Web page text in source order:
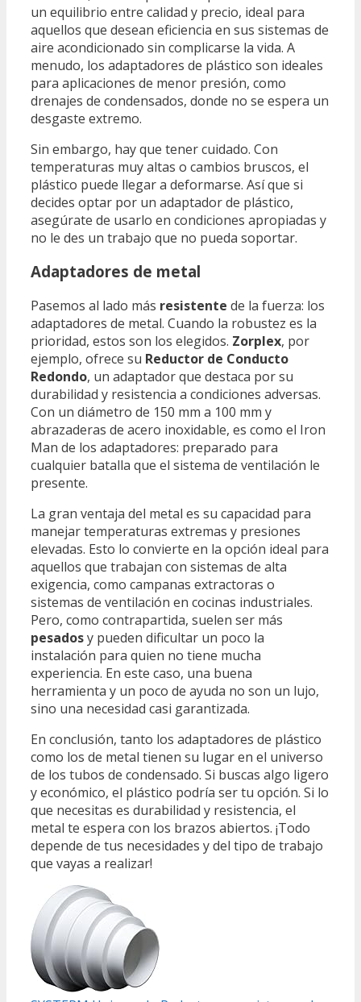
un equilibrio entre calidad y precio, ideal para
aquellos que desean eficiencia en sus sistemas de
aire acondicionado sin complicarse la vida. A
menudo, los adaptadores de plástico son ideales
para aplicaciones de menor presión, como
drenajes de condensados, donde no se espera un
desgaste extremo.
Sin embargo, hay que tener cuidado. Con
temperaturas muy altas o cambios bruscos, el
plástico puede llegar a deformarse. Así que si
decides optar por un adaptador de plástico,
asegúrate de usarlo en condiciones apropiadas y
no le des un trabajo que no pueda soportar.
Adaptadores de metal
Pasemos al lado más resistente de la fuerza: los
adaptadores de metal. Cuando la robustez es la
prioridad, estos son los elegidos. Zorplex, por
ejemplo, ofrece su Reductor de Conducto
Redondo, un adaptador que destaca por su
durabilidad y resistencia a condiciones adversas.
Con un diámetro de 150 mm a 100 mm y
abrazaderas de acero inoxidable, es como el Iron
Man de los adaptadores: preparado para
cualquier batalla que el sistema de ventilación le
presente.
La gran ventaja del metal es su capacidad para
manejar temperaturas extremas y presiones
elevadas. Esto lo convierte en la opción ideal para
aquellos que trabajan con sistemas de alta
exigencia, como campanas extractoras o
sistemas de ventilación en cocinas industriales.
Pero, como contrapartida, suelen ser más
pesadosy pueden dificultar un poco la
instalación para quien no tiene mucha
experiencia. En este caso, una buena
herramienta y un poco de ayuda no son un lujo,
sino una necesidad casi garantizada.
En conclusión, tanto los adaptadores de plástico
como los de metal tienen su lugar en el universo
de los tubos de condensado. Si buscas algo ligero
y económico, el plástico podría ser tu opción. Si lo
que necesitas es durabilidad y resistencia, el
metal te espera con los brazos abiertos. ¡Todo
depende de tus necesidades y del tipo de trabajo
que vayas a realizar!